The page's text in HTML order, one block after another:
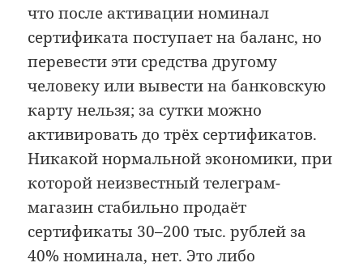
что после активации номинал
сертификата поступает на баланс, но
перевести эти средства другому
человеку или вывести на банковскую
карту нельзя; за сутки можно
активировать до трёх сертификатов.
Никакой нормальной экономики, при
которой неизвестный телеграм-
магазин стабильно продаёт
сертификаты 30–200 тыс. рублей за
40% номинала, нет. Это либо